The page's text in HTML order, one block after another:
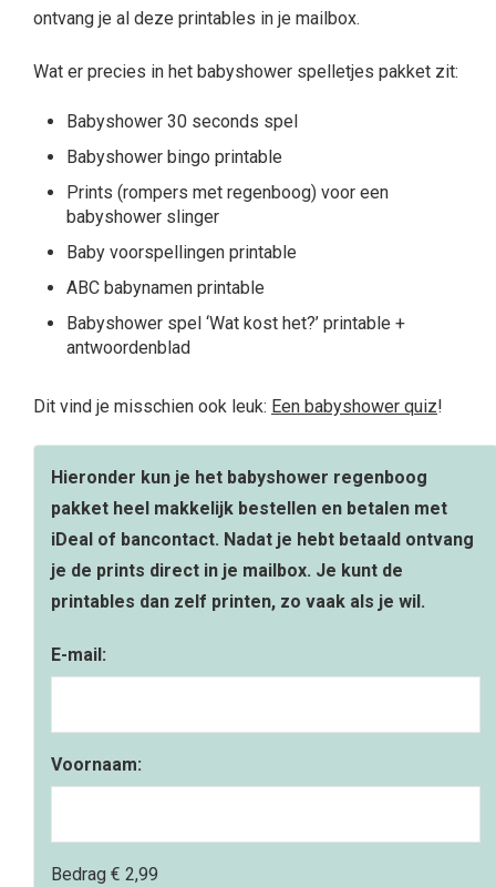
ontvang je al deze printables in je mailbox.
Wat er precies in het babyshower spelletjes pakket zit:
Babyshower 30 seconds spel
Babyshower bingo printable
Prints (rompers met regenboog) voor een
babyshower slinger
Baby voorspellingen printable
ABC babynamen printable
Babyshower spel ‘Wat kost het?’ printable +
antwoordenblad
Dit vind je misschien ook leuk: Een babyshower quiz!
Hieronder kun je het babyshower regenboog
pakket heel makkelijk bestellen en betalen met
iDeal of bancontact. Nadat je hebt betaald ontvang
je de prints direct in je mailbox. Je kunt de
printables dan zelf printen, zo vaak als je wil.
E-mail:
Voornaam:
Bedrag € 2,99